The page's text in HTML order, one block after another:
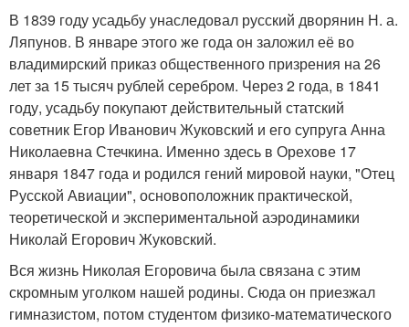
В 1839 году усадьбу унаследовал русский дворянин Н. а.
Ляпунов. В январе этого же года он заложил её во
владимирский приказ общественного призрения на 26
лет за 15 тысяч рублей серебром. Через 2 года, в 1841
году, усадьбу покупают действительный статский
советник Егор Иванович Жуковский и его супруга Анна
Николаевна Стечкина. Именно здесь в Орехове 17
января 1847 года и родился гений мировой науки, "Отец
Русской Авиации", основоположник практической,
теоретической и экспериментальной аэродинамики
Николай Егорович Жуковский.
Вся жизнь Николая Егоровича была связана с этим
скромным уголком нашей родины. Сюда он приезжал
гимназистом, потом студентом физико-математического